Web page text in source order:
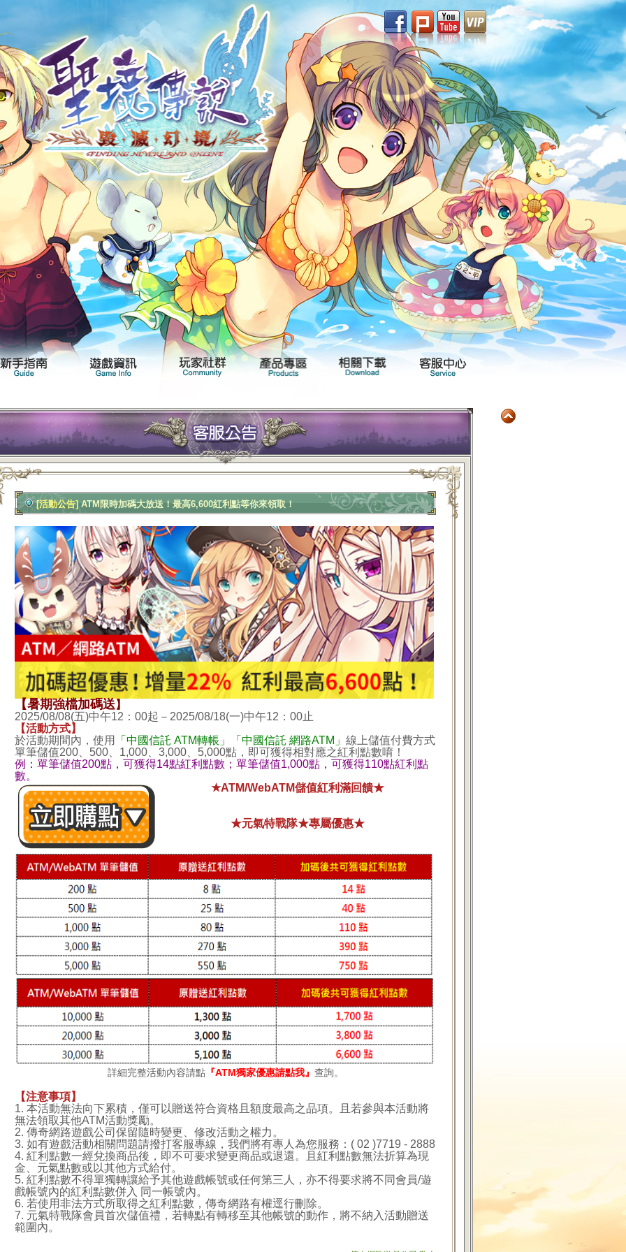
區 遊戲介紹 新手指南 遊戲資訊 玩家社群 產品專區 相關下載 客服中心
帳號申請
遊戲下載
社群帳號馬上玩
[活動公告] ATM限時加碼大放送！最高6,600紅利點等你來領取！
【暑期強檔加碼送】
2025/08/08(五)中午12：00起－2025/08/18(一)中午12：00止
【活動方式】
於活動期間內，使用
「中國信託 ATM轉帳」「中國信託 網路ATM」 線上儲值付費方式
單筆儲值200、500、1,000、3,000、5,000點，即可獲得相對應之紅利點數唷！
例：單筆儲值200點，可獲得14點紅利點數；單筆儲值1,000點，可獲得110點紅利點
數。
★ATM/WebATM儲值紅利滿回饋★
★元氣特戰隊★專屬優惠★
詳細完整活動內容請點『ATM獨家優惠請點我』 查詢。
【注意事項】
1. 本活動無法向下累積，僅可以贈送符合資格且額度最高之品項。且若參與本活動將
無法領取其他ATM活動獎勵。
2. 傳奇網路遊戲公司保留隨時變更、修改活動之權力。
3. 如有遊戲活動相關問題請撥打客服專線，我們將有專人為您服務：( 02 )7719 - 2888
4. 紅利點數一經兌換商品後，即不可要求變更商品或退還。且紅利點數無法折算為現
金、元氣點數或以其他方式給付。
5. 紅利點數不得單獨轉讓給予其他遊戲帳號或任何第三人，亦不得要求將不同會員/遊
戲帳號內的紅利點數併入 同一帳號內。
6. 若使用非法方式所取得之紅利點數，傳奇網路有權逕行刪除。
7. 元氣特戰隊會員首次儲值禮，若轉點有轉移至其他帳號的動作，將不納入活動贈送
範圍內。